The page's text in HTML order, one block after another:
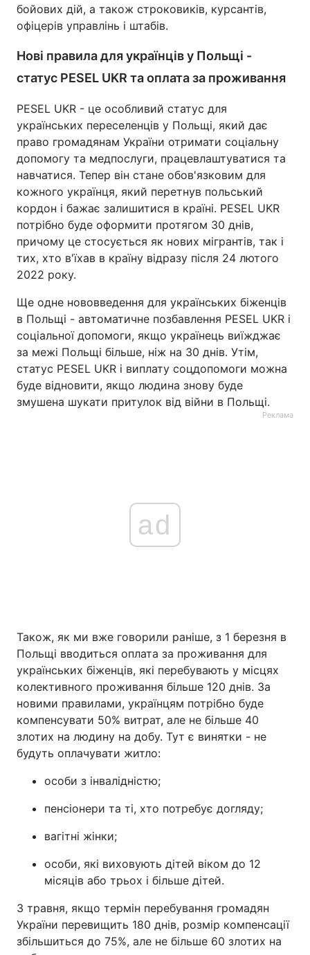
бойових дій, а також строковиків, курсантів,
офіцерів управлінь і штабів.
Нові правила для українців у Польщі -
статус PESEL UKR та оплата за проживання
PESEL UKR - це особливий статус для
українських переселенців у Польщі, який дає
право громадянам України отримати соціальну
допомогу та медпослуги, працевлаштуватися та
навчатися. Тепер він стане обов'язковим для
кожного українця, який перетнув польський
кордон і бажає залишитися в країні. PESEL UKR
потрібно буде оформити протягом 30 днів,
причому це стосується як нових мігрантів, так і
тих, хто в'їхав в країну відразу після 24 лютого
2022 року.
Ще одне нововведення для українських біженців
в Польщі - автоматичне позбавлення PESEL UKR і
соціальної допомоги, якщо українець виїжджає
за межі Польщі більше, ніж на 30 днів. Утім,
статус PESEL UKR і виплату соцдопомоги можна
буде відновити, якщо людина знову буде
змушена шукати притулок від війни в Польщі.
Реклама
ad
Також, як ми вже говорили раніше, з 1 березня в
Польщі вводиться оплата за проживання для
українських біженців, які перебувають у місцях
колективного проживання більше 120 днів. За
новими правилами, українцям потрібно буде
компенсувати 50% витрат, але не більше 40
злотих на людину на добу. Тут є винятки - не
будуть оплачувати житло:
особи з інвалідністю;
пенсіонери та ті, хто потребує догляду;
вагітні жінки;
особи, які виховують дітей віком до 12
місяців або трьох і більше дітей.
З травня, якщо термін перебування громадян
України перевищить 180 днів, розмір компенсації
збільшиться до 75%, але не більше 60 злотих на